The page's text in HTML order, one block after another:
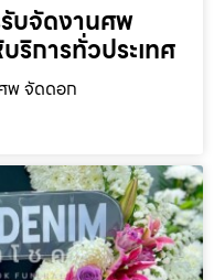
บจัดงานศพ
ริการทั่วประเทศ
พ จัดดอก